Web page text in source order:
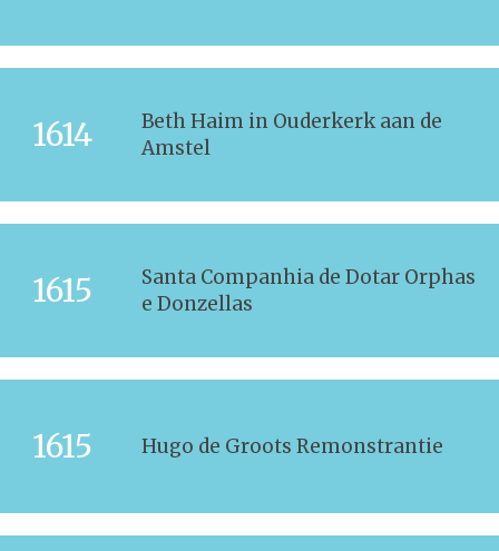
1614
Beth Haim in Ouderkerk aan de
Amstel
1615
Santa Companhia de Dotar Orphas
e Donzellas
1615 Hugo de Groots Remonstrantie